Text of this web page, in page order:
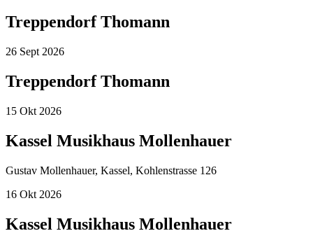
Treppendorf Thomann
26 Sept 2026
Treppendorf Thomann
15 Okt 2026
Kassel Musikhaus Mollenhauer
Gustav Mollenhauer, Kassel, Kohlenstrasse 126
16 Okt 2026
Kassel Musikhaus Mollenhauer